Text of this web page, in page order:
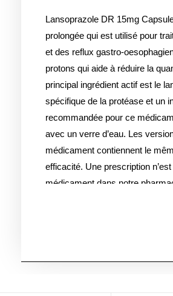
Lansoprazole DR 15mg
prolongée qui est utilisé pour
et des reflux gastro-
protons qui aide à réduire la
principal ingrédient actif est le
spécifique de la protéase et un
recommandée pour ce
avec un verre d’eau. Les
médicament contiennent le
efficacité. Une prescription
médicament dans notre